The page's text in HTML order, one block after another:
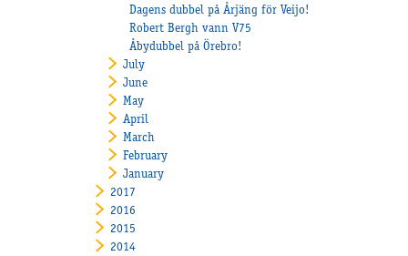
Dagens dubbel på Årjäng för Veijo!
Robert Bergh vann V75
Åbydubbel på Örebro!
July
June
May
April
March
February
January
2017
2016
2015
2014